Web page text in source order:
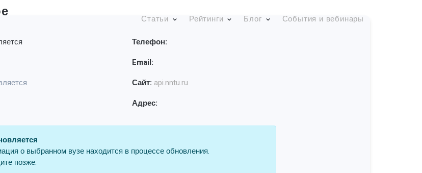
Статьи Рейтинги Блог События и вебинары
Телефон:
Email:
Сайт: api.nntu.ru
Адрес:
о выбранном вузе находится в процессе обновления.
позже.